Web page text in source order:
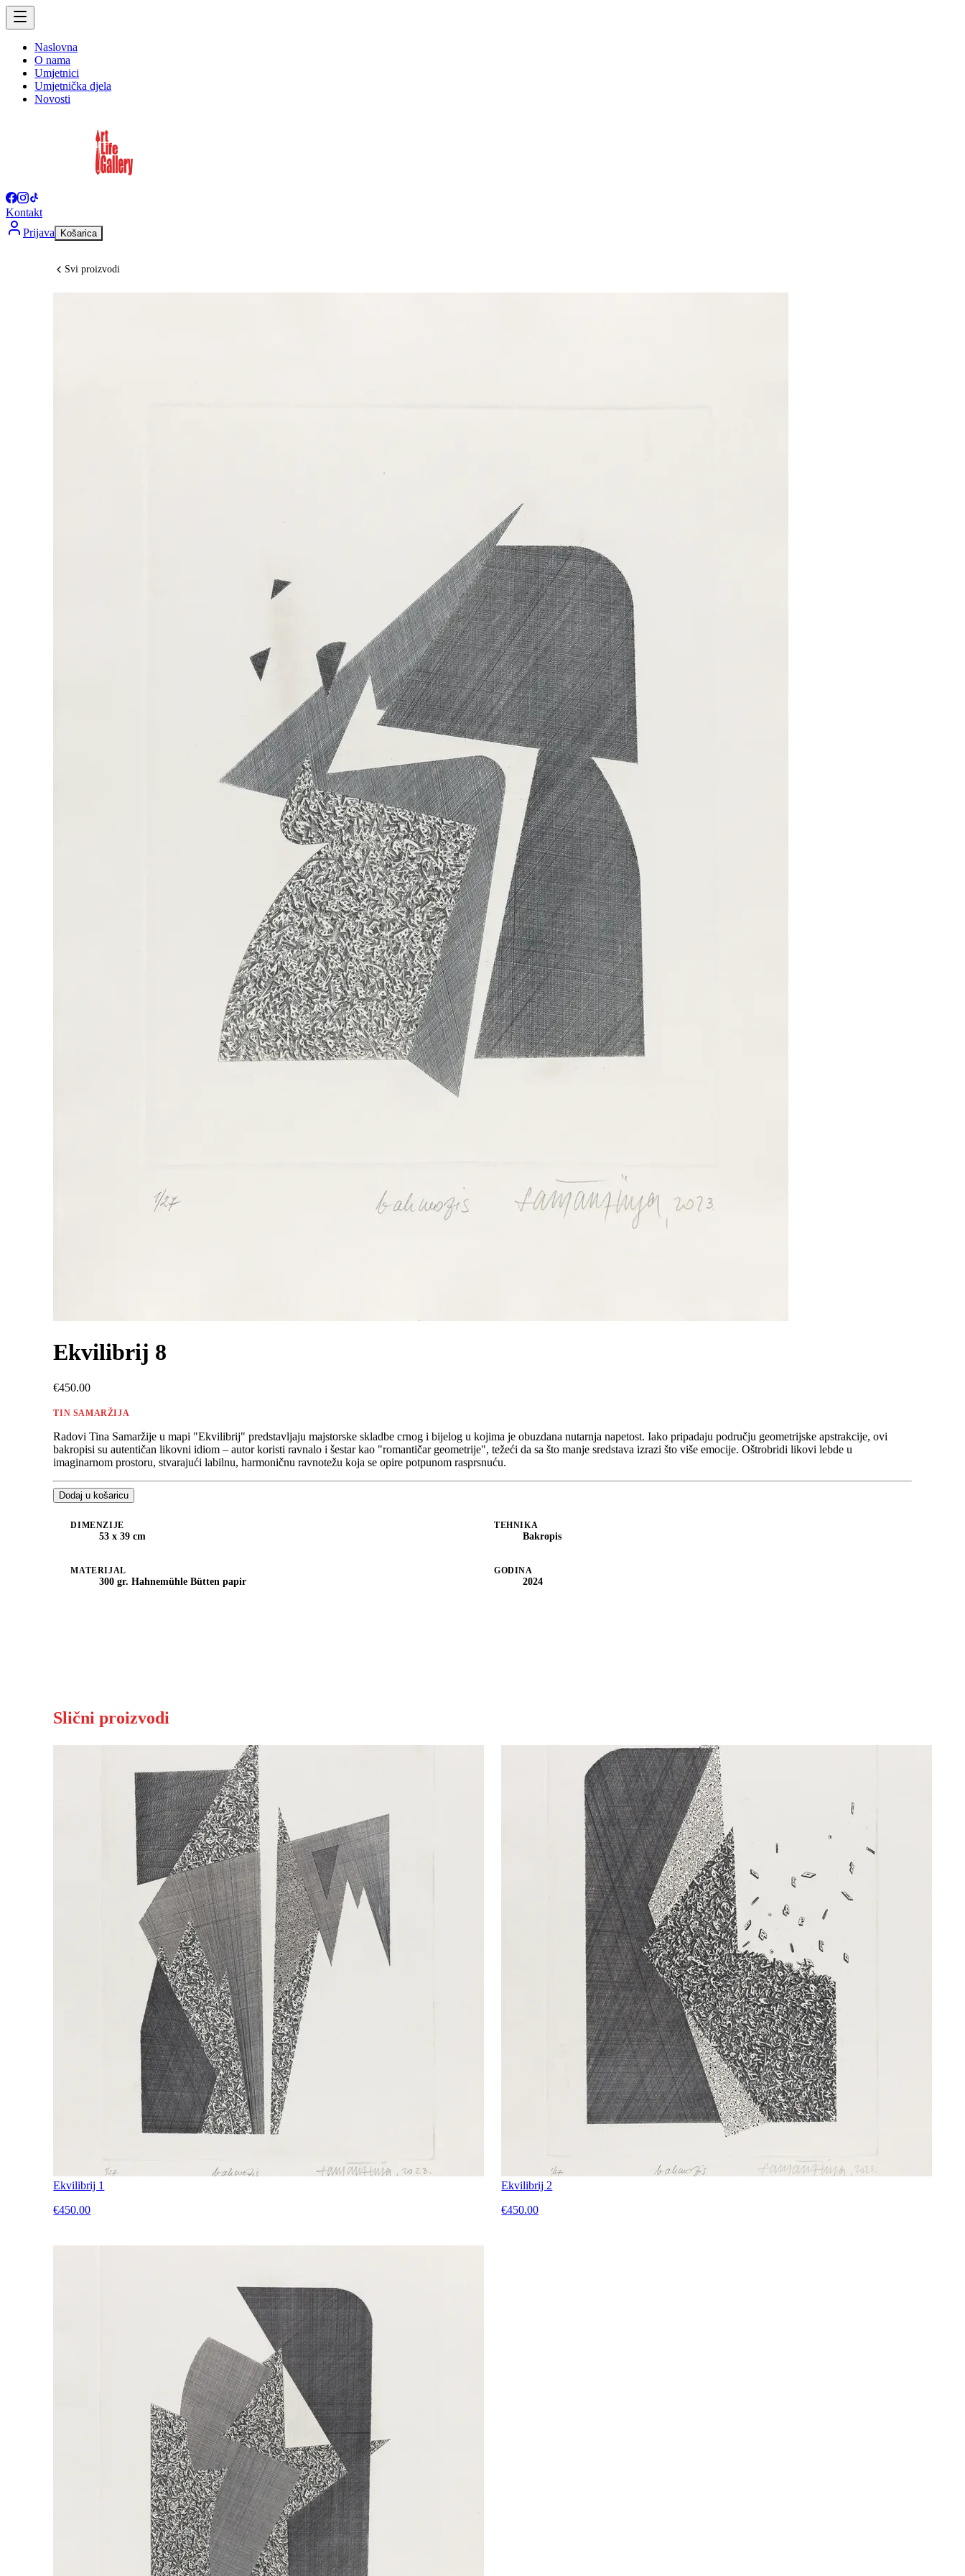
Naslovna
O nama
Umjetnici
Umjetnička djela
Novosti
Kontakt
Prijava
Košarica
Svi proizvodi
Ekvilibrij 8
€450.00
TIN SAMARŽIJA
Radovi Tina Samaržije u mapi "Ekvilibrij" predstavljaju majstorske skladbe crnog i bijelog u kojima je obuzdana nutarnja napetost. Iako pripadaju području geometrijske apstrakcije, ovi
bakropisi su autentičan likovni idiom – autor koristi ravnalo i šestar kao "romantičar geometrije", težeći da sa što manje sredstava izrazi što više emocije. Oštrobridi likovi lebde u
imaginarnom prostoru, stvarajući labilnu, harmoničnu ravnotežu koja se opire potpunom rasprsnuću.
Dodaj u košaricu
DIMENZIJE
53 x 39 cm
TEHNIKA
Bakropis
MATERIJAL
300 gr. Hahnemühle Bütten papir
GODINA
2024
Slični proizvodi
Ekvilibrij 1
€450.00
Ekvilibrij 2
€450.00